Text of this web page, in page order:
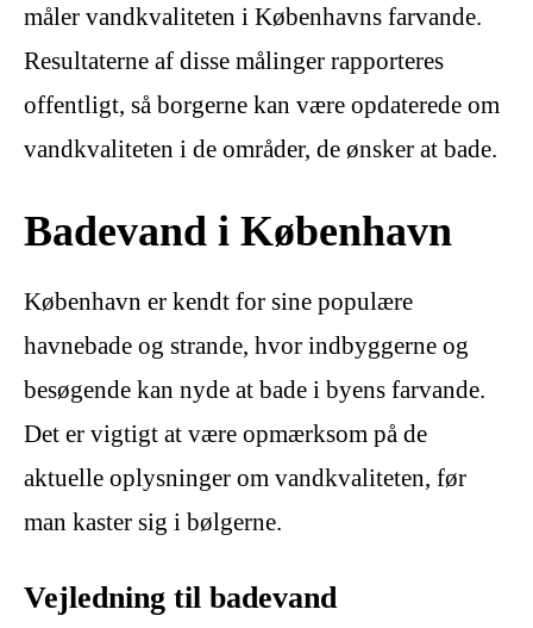
måler vandkvaliteten i Københavns farvande.
Resultaterne af disse målinger rapporteres
offentligt, så borgerne kan være opdaterede om
vandkvaliteten i de områder, de ønsker at bade.
Badevand i København
København er kendt for sine populære
havnebade og strande, hvor indbyggerne og
besøgende kan nyde at bade i byens farvande.
Det er vigtigt at være opmærksom på de
aktuelle oplysninger om vandkvaliteten, før
man kaster sig i bølgerne.
Vejledning til badevand